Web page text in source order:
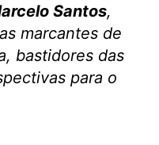
Santos,
marcantes de
bastidores das
para o